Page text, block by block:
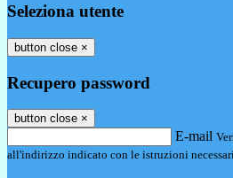
Seleziona utente
button close ×
Recupero password
button close ×
E-mail
all'indirizzo indicato con le istruzioni